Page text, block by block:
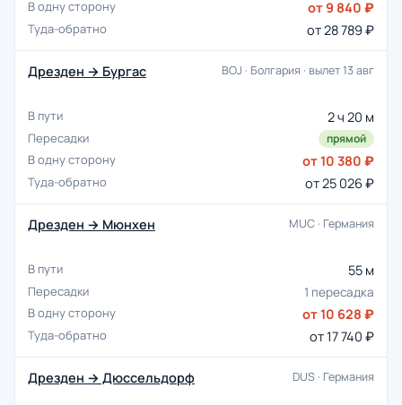
от 9 840 ₽
от 28 789 ₽
Дрезден → Бургас BOJ · Болгария · вылет 13 авг
2 ч 20 м
прямой
от 10 380 ₽
от 25 026 ₽
Дрезден → Мюнхен MUC · Германия
55 м
1 пересадка
от 10 628 ₽
от 17 740 ₽
Дрезден → Дюссельдорф DUS · Германия